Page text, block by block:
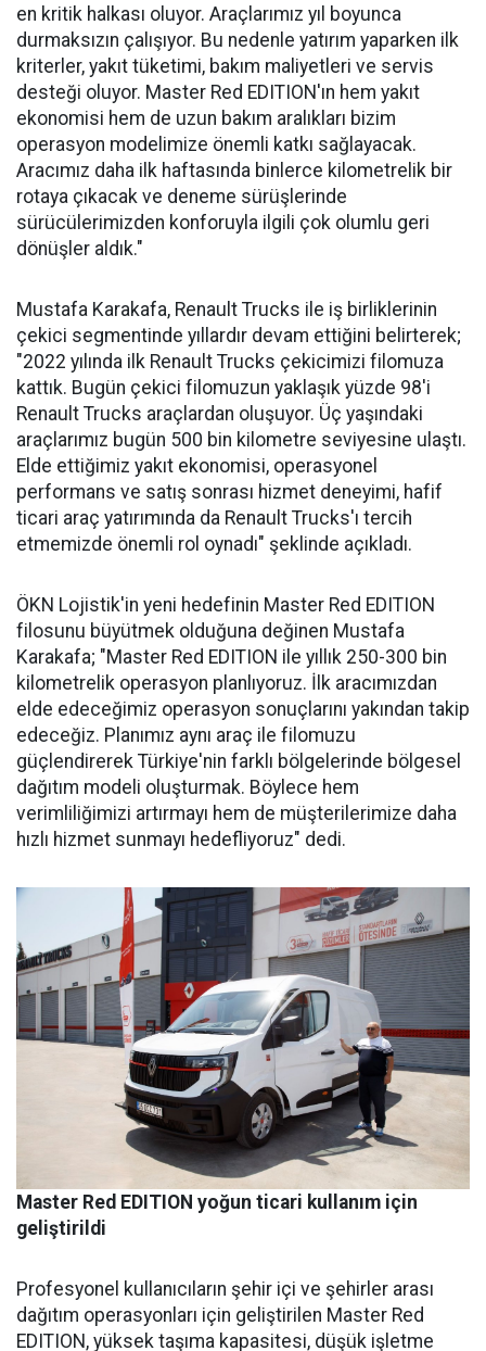
en kritik halkası oluyor. Araçlarımız yıl boyunca
durmaksızın çalışıyor. Bu nedenle yatırım yaparken ilk
kriterler, yakıt tüketimi, bakım maliyetleri ve servis
desteği oluyor. Master Red EDITION'ın hem yakıt
ekonomisi hem de uzun bakım aralıkları bizim
operasyon modelimize önemli katkı sağlayacak.
Aracımız daha ilk haftasında binlerce kilometrelik bir
rotaya çıkacak ve deneme sürüşlerinde
sürücülerimizden konforuyla ilgili çok olumlu geri
dönüşler aldık."
Mustafa Karakafa, Renault Trucks ile iş birliklerinin
çekici segmentinde yıllardır devam ettiğini belirterek;
"2022 yılında ilk Renault Trucks çekicimizi filomuza
kattık. Bugün çekici filomuzun yaklaşık yüzde 98'i
Renault Trucks araçlardan oluşuyor. Üç yaşındaki
araçlarımız bugün 500 bin kilometre seviyesine ulaştı.
Elde ettiğimiz yakıt ekonomisi, operasyonel
performans ve satış sonrası hizmet deneyimi, hafif
ticari araç yatırımında da Renault Trucks'ı tercih
etmemizde önemli rol oynadı" şeklinde açıkladı.
ÖKN Lojistik'in yeni hedefinin Master Red EDITION
filosunu büyütmek olduğuna değinen Mustafa
Karakafa; "Master Red EDITION ile yıllık 250-300 bin
kilometrelik operasyon planlıyoruz. İlk aracımızdan
elde edeceğimiz operasyon sonuçlarını yakından takip
edeceğiz. Planımız aynı araç ile filomuzu
güçlendirerek Türkiye'nin farklı bölgelerinde bölgesel
dağıtım modeli oluşturmak. Böylece hem
verimliliğimizi artırmayı hem de müşterilerimize daha
hızlı hizmet sunmayı hedefliyoruz" dedi.
Master Red EDITION yoğun ticari kullanım için
geliştirildi
Profesyonel kullanıcıların şehir içi ve şehirler arası
dağıtım operasyonları için geliştirilen Master Red
EDITION, yüksek taşıma kapasitesi, düşük işletme